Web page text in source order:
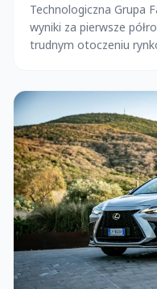
Technologiczna Grupa
wyniki za pierwsze
trudnym otoczeniu